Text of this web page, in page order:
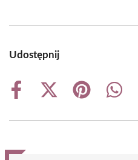
Udostępnij
Share
Share
(Twitter)
Share
Share